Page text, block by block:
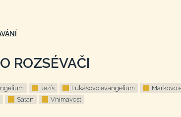
ROZSÉVAČI
Ježíš Lukášovo evangelium Markovo
Satan Vnímavost